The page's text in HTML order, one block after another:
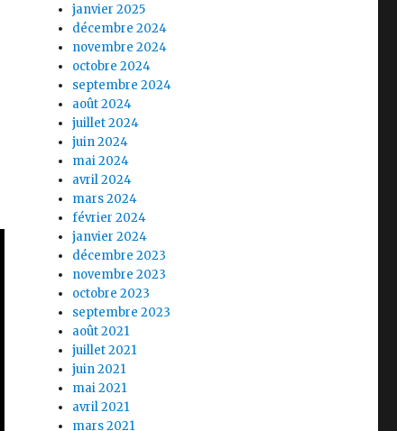
janvier 2025
décembre 2024
novembre 2024
octobre 2024
septembre 2024
août 2024
juillet 2024
juin 2024
mai 2024
avril 2024
mars 2024
février 2024
janvier 2024
décembre 2023
novembre 2023
octobre 2023
septembre 2023
août 2021
juillet 2021
juin 2021
mai 2021
avril 2021
mars 2021